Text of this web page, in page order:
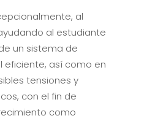
al
al estudiante
un sistema de
eficiente, así como en
tensiones y
con el fin de
como